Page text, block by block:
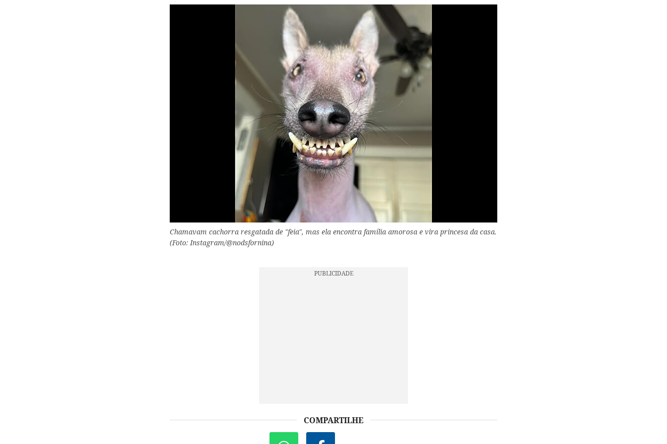
Chamavam cachorra resgatada de "feia", mas ela encontra família amorosa e vira princesa da casa.
(Foto: Instagram/@nodsfornina)
COMPARTILHE